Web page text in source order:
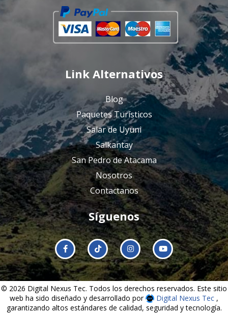
Link Alternativos
Blog
Paquetes Turísticos
Salar de Uyuni
Salkantay
San Pedro de Atacama
Nosotros
Contactanos
Síguenos
© 2026 Digital Nexus Tec. Todos los derechos reservados. Este sitio
web ha sido diseñado y desarrollado por
Digital Nexus Tec ,
garantizando altos estándares de calidad, seguridad y tecnología.